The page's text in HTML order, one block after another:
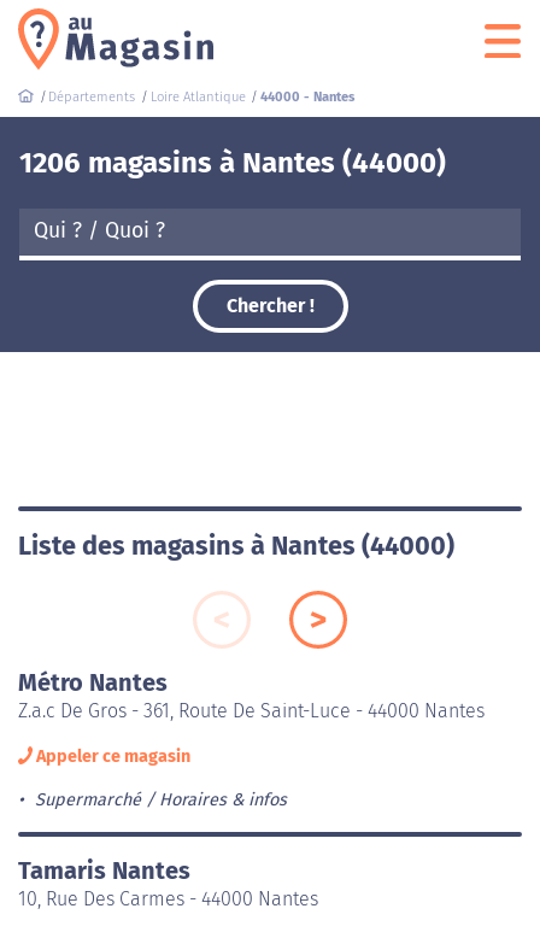
Départements Loire Atlantique 44000 - Nantes
1206 magasins à Nantes (44000)
Chercher !
Liste des magasins à Nantes (44000)
Métro Nantes
Z.a.c De Gros - 361, Route De Saint-Luce - 44000 Nantes
Appeler ce magasin
Supermarché Horaires & infos
Tamaris Nantes
10, Rue Des Carmes - 44000 Nantes